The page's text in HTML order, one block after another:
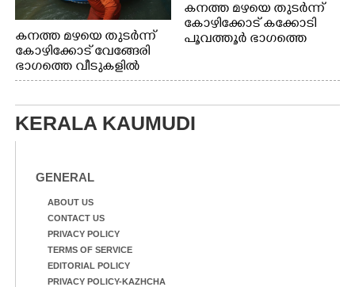
കനത്ത മഴയെ തുടർന്ന്
കോഴിക്കോട് വേങ്ങേരി
ഭാഗത്തെ വീടുകളിൽ
വെള്ളം
മാറ്റുന്ന സുരക്ഷാസേനാം
ഗങ്ങൾ
കനത്ത മഴയെ തുടർന്ന്
കോഴിക്കോട് കക്കോടി
പൂവത്തൂർ ഭാഗത്തെ
KERALA KAUMUDI
GENERAL
ABOUT US
CONTACT US
PRIVACY POLICY
TERMS OF SERVICE
EDITORIAL POLICY
PRIVACY POLICY-KAZHCHA